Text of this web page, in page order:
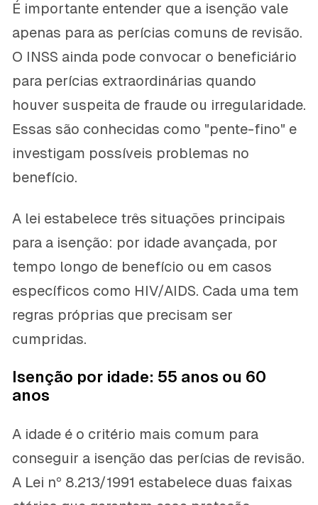
É importante entender que a isenção vale
apenas para as perícias comuns de revisão.
O INSS ainda pode convocar o beneficiário
para perícias extraordinárias quando
houver suspeita de fraude ou irregularidade.
Essas são conhecidas como "pente-fino" e
investigam possíveis problemas no
benefício.
A lei estabelece três situações principais
para a isenção: por idade avançada, por
tempo longo de benefício ou em casos
específicos como HIV/AIDS. Cada uma tem
regras próprias que precisam ser
cumpridas.
Isenção por idade: 55 anos ou 60
anos
A idade é o critério mais comum para
conseguir a isenção das perícias de revisão.
A Lei nº 8.213/1991 estabelece duas faixas